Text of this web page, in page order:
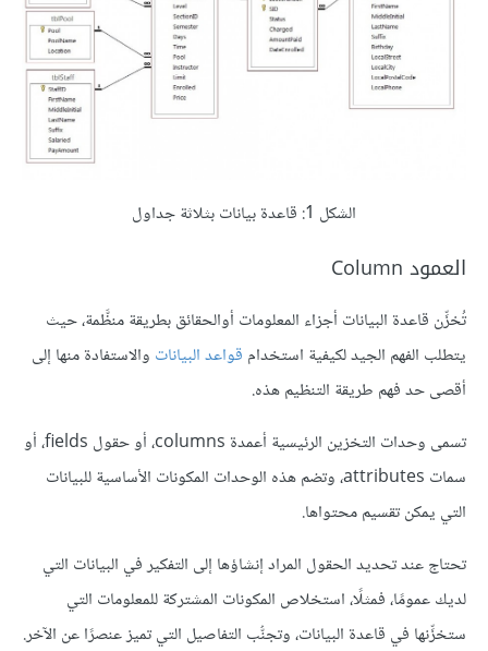
الشكل 1: قاعدة بيانات بثلاثة جداول
العمود Column
تُخزِّن قاعدة البيانات أجزاء المعلومات أوالحقائق بطريقة منظَّمة، حيث
يتطلب الفهم الجيد لكيفية استخدام قواعد البيانات والاستفادة منها إلى
أقصى حد فهم طريقة التنظيم هذه.
تسمى وحدات التخزين الرئيسية أعمدة columns، أو حقول fields، أو
سمات attributes، وتضم هذه الوحدات المكونات الأساسية للبيانات
التي يمكن تقسيم محتواها.
تحتاج عند تحديد الحقول المراد إنشاؤها إلى التفكير في البيانات التي
لديك عمومًا، فمثلًا، استخلاص المكونات المشتركة للمعلومات التي
ستخزِّنها في قاعدة البيانات، وتجنُّب التفاصيل التي تميز عنصرًا عن الآخر.